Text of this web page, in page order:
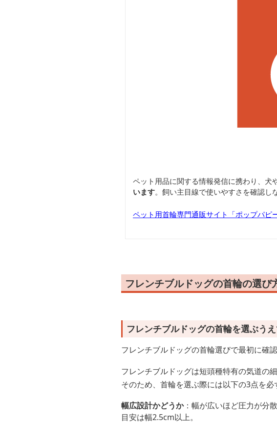
ペット用品に関する情報発信に携わり、犬
います。飼い主目線で使いやすさを確認し
ペット用首輪専門通販サイト「ポップパピ
フレンチブルドッグの首輪の選び
フレンチブルドッグの首輪を選ぶう
フレンチブルドッグの首輪選びで最初に確認
フレンチブルドッグは短頭種特有の気道の
そのため、首輪を選ぶ際には以下の3点を必
幅広設計かどうか：幅が広いほど圧力が分
目安は幅2.5cm以上。